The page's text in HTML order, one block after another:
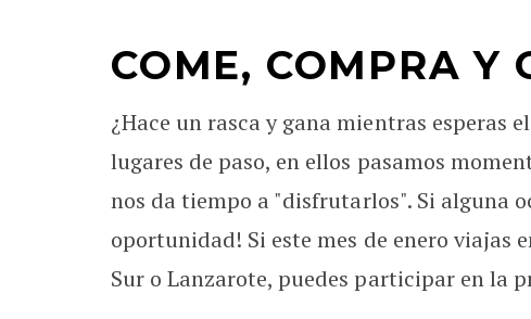
COME, COMPRA Y
¿Hace un rasca y gana mientras esperas
lugares de paso, en ellos pasamos
nos da tiempo a "disfrutarlos". Si alguna
oportunidad! Si este mes de enero viajas
Sur o Lanzarote, puedes participar en la